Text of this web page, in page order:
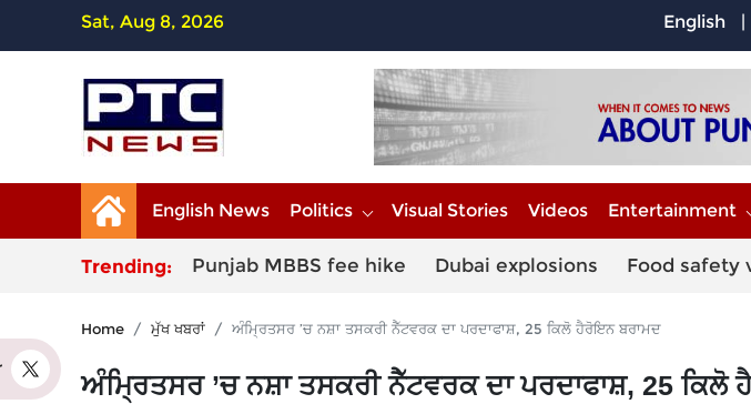
Sat, Aug 8, 2026 English |
English News Politics Visual Stories Videos Entertainment
Trending: Punjab MBBS fee hike Dubai explosions Food safety
Home ਮੁੱਖ ਖਬਰਾਂ ਅੰਮ੍ਰਿਤਸਰ ’ਚ ਨਸ਼ਾ ਤਸਕਰੀ ਨੈੱਟਵਰਕ ਦਾ ਪਰਦਾਫਾਸ਼, 25 ਕਿਲੋ ਹੈਰੋਇਨ ਬਰਾਮਦ
ਅੰਮ੍ਰਿਤਸਰ ’ਚ ਨਸ਼ਾ ਤਸਕਰੀ ਨੈੱਟਵਰਕ ਦਾ ਪਰਦਾਫਾਸ਼, 25 ਕਿਲੋ